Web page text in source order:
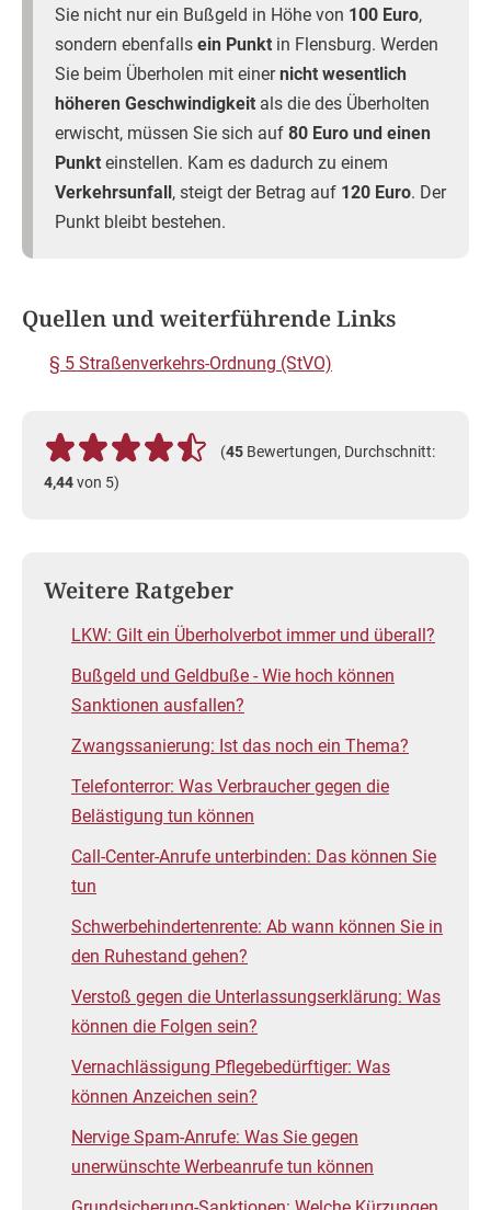
Sie nicht nur ein Bußgeld in Höhe von 100 Euro,
sondern ebenfalls ein Punkt in Flensburg. Werden
Sie beim Überholen mit einernicht wesentlich
höheren Geschwindigkeit als die des Überholten
erwischt, müssen Sie sich auf 80 Euro und einen
Punkt einstellen. Kam es dadurch zu einem
Verkehrsunfall, steigt der Betrag auf 120 Euro. Der
Punkt bleibt bestehen.
Quellen und weiterführende Links
§ 5 Straßenverkehrs-Ordnung (StVO)
(45 Bewertungen, Durchschnitt:
4,44von 5)
Weitere Ratgeber
LKW: Gilt ein Überholverbot immer und überall?
Bußgeld und Geldbuße - Wie hoch können
Sanktionen ausfallen?
Zwangssanierung: Ist das noch ein Thema?
Telefonterror: Was Verbraucher gegen die
Belästigung tun können
Call-Center-Anrufe unterbinden: Das können Sie
tun
Schwerbehindertenrente: Ab wann können Sie in
den Ruhestand gehen?
Verstoß gegen die Unterlassungserklärung: Was
können die Folgen sein?
Vernachlässigung Pflegebedürftiger: Was
können Anzeichen sein?
Nervige Spam-Anrufe: Was Sie gegen
unerwünschte Werbeanrufe tun können